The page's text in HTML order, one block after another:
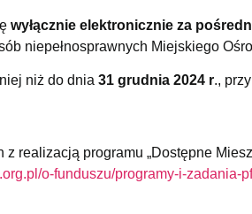
wyłącznie elektronicznie za
niepełnosprawnych Miejskiego
niż do dnia 31 grudnia 2024 r.,
realizacją programu „Dostępne
o-funduszu/programy-i-zadania-